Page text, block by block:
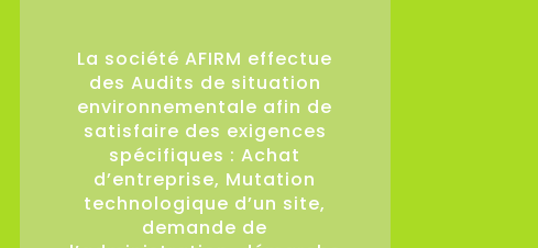
La société AFIRM effectue
des Audits de situation
environnementale afin de
satisfaire des exigences
spécifiques : Achat
d’entreprise, Mutation
technologique d’un site,
demande de